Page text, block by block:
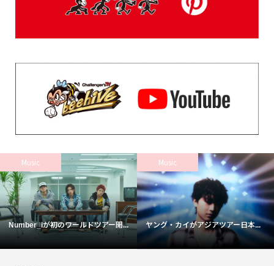
Music
Number_iが初のワールドツアー開...
Music
ヤング・カイがアジアツアー日本...